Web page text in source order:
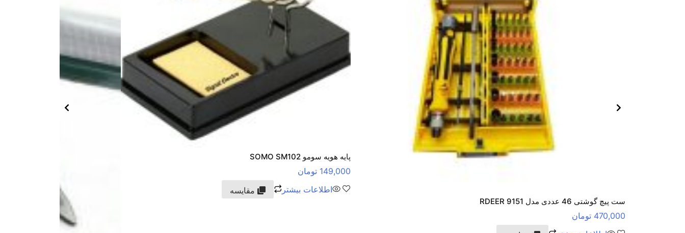
ست پیچ گوشتی 46 عددی مدل RDEER 9151
470,000 تومان
پایه هویه سومو SOMO SM102
149,000 تومان
اطلاعات بیشتر
مقایسه